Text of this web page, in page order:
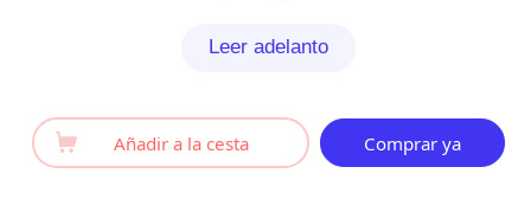
Leer adelanto
Añadir a la cesta Comprar ya